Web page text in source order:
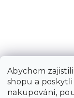
Abychom
shopu a
nakupování,